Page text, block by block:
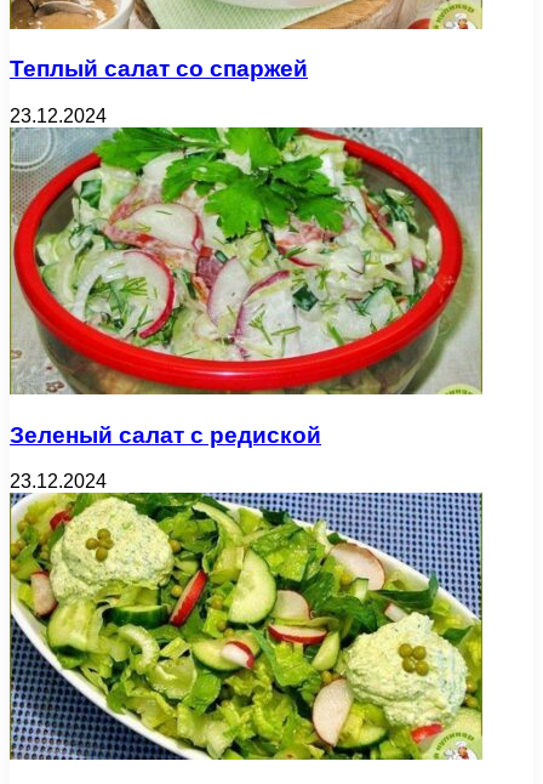
Теплый салат со спаржей
23.12.2024
Зеленый салат с редиской
23.12.2024